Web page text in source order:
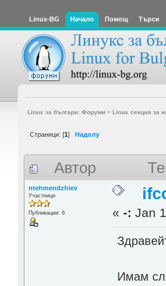
Linux-BG Начало Помощ Търси
Linux за българи: Форуми> Linux секция за
Страници: [1] Надолу
Автор
ntehmendzhiev
Участници
Публикации: 6 «-: Jan
Имам